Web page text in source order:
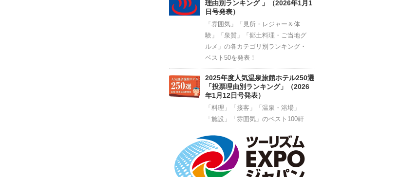
理由別ランキング 」（2026年1月1
日号発表）
「雰囲気」「見所・レジャー＆体
験」「泉質」「郷土料理・ご当地グ
ルメ」の各カテゴリ別ランキング・
ベスト50を発表！
2025年度人気温泉旅館ホテル250選
「投票理由別ランキング」（2026
年1月12日号発表）
「料理」「接客」「温泉・浴場」
「施設」「雰囲気」のベスト100軒